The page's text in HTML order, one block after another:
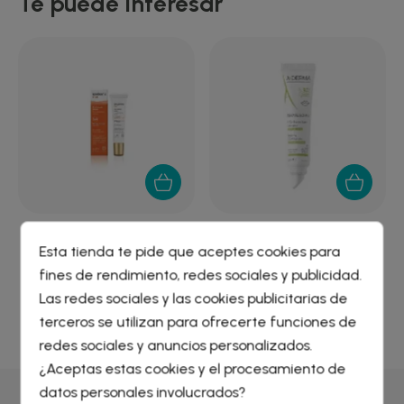
CONTORNO OJOS 15 ML
17,99 €
CICA-BALSAMO LAB...
6,72 €
Crear lista de deseos
Nombre de la lista de deseos
Iniciar sesión
Debe iniciar sesión para guardar productos en su lista de
deseos.
Esta tienda te pide que aceptes cookies para
fines de rendimiento, redes sociales y publicidad.
Las redes sociales y las cookies publicitarias de
terceros se utilizan para ofrecerte funciones de
redes sociales y anuncios personalizados.
¿Aceptas estas cookies y el procesamiento de
datos personales involucrados?